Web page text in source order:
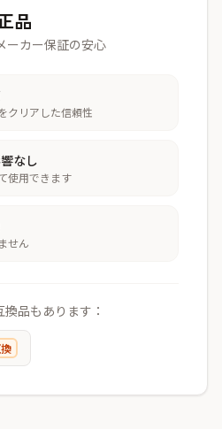
品
ーカー保証の安心
クリアした信頼性
なし
使用できます
せん
品もあります：